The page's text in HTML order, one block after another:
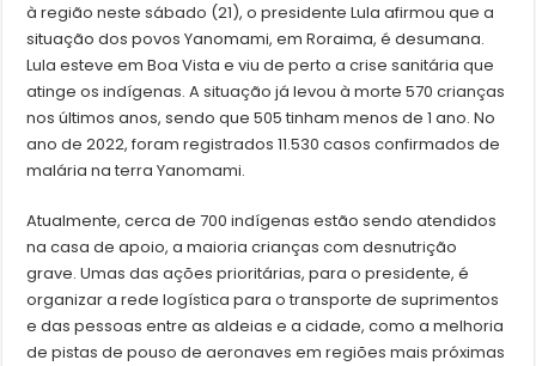
à região neste sábado (21), o presidente Lula afirmou que a
situação dos povos Yanomami, em Roraima, é desumana.
Lula esteve em Boa Vista e viu de perto a crise sanitária que
atinge os indígenas. A situação já levou à morte 570 crianças
nos últimos anos, sendo que 505 tinham menos de 1 ano. No
ano de 2022, foram registrados 11.530 casos confirmados de
malária na terra Yanomami.
Atualmente, cerca de 700 indígenas estão sendo atendidos
na casa de apoio, a maioria crianças com desnutrição
grave. Umas das ações prioritárias, para o presidente, é
organizar a rede logística para o transporte de suprimentos
e das pessoas entre as aldeias e a cidade, como a melhoria
de pistas de pouso de aeronaves em regiões mais próximas